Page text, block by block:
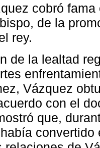
cobró
de la
rey.
de la lealtad
Vázquez
con el
que,